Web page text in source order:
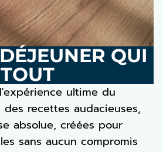
QUI
ultime du
des recettes audacieuses,
absolue, créées pour
sans aucun compromis